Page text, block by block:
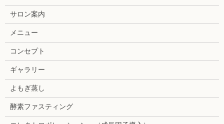
サロン案内
メニュー
コンセプト
ギャラリー
よもぎ蒸し
酵素ファスティング